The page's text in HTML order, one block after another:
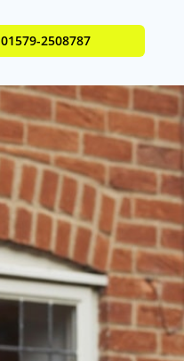
01579-2508787